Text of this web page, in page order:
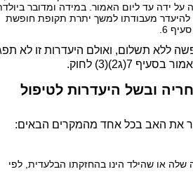
ידה עד ליום האמור. במידה ומדובר
לפי סעיף 6 לחוק, הוא יורשה להיעדר מעבודתו למשך יתרת תקופת חופשת
6.
ללא תשלום, ואולם היעדרות זו לא
7(ג2)(3) לחוק.
ובשל היעדרות לטיפול
או שהילד הינו בהחזקתו הבלעדית, לפי